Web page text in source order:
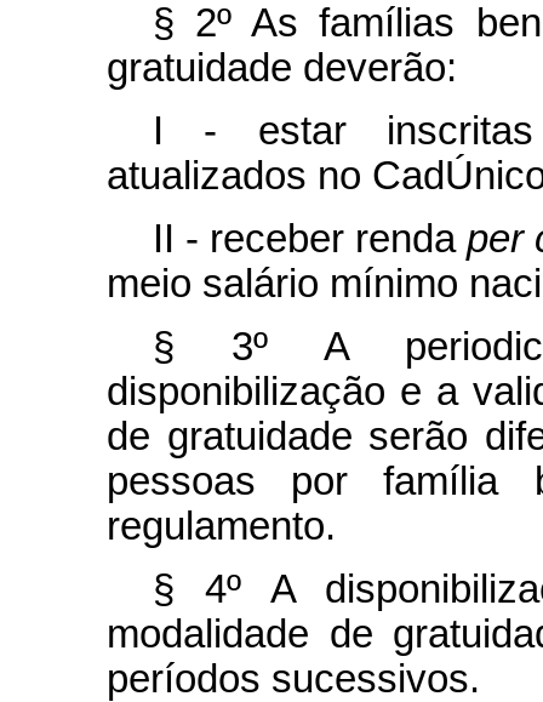
§ 2º As famílias
gratuidade deverão:
I - estar
atualizados no
II - receber renda per
meio salário mínimo
§ 3º A
disponibilização e a
de gratuidade serão
pessoas por família
regulamento.
§ 4º A
modalidade de
períodos sucessivos.